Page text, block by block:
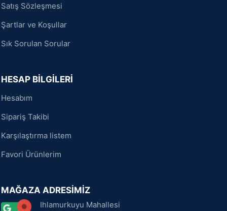
Satış Sözleşmesi
Şartlar ve Koşullar
Sık Sorulan Sorular
HESAP BİLGİLERİ
Hesabım
Sipariş Takibi
Karşılaştırma listem
Favori Ürünlerim
MAĞAZA ADRESİMİZ
Ihlamurkuyu Mahallesi